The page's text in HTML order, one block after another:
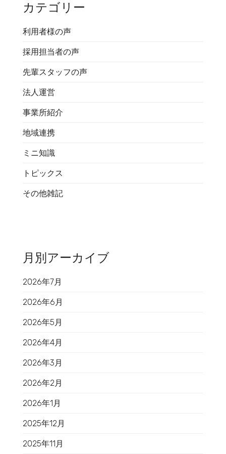
カテゴリー
利用者様の声
採用担当者の声
先輩スタッフの声
法人運営
事業所紹介
地域連携
ミニ知識
トピックス
その他雑記
月別アーカイブ
2026年7月
2026年6月
2026年5月
2026年4月
2026年3月
2026年2月
2026年1月
2025年12月
2025年11月